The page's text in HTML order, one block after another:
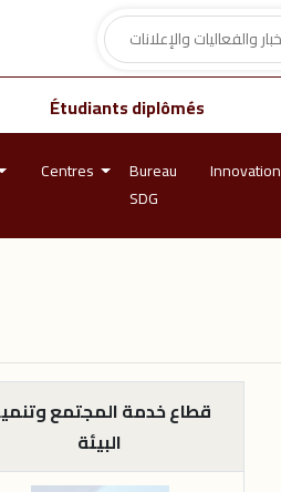
Étudiants diplômés
Centres
Bureau
SDG
Innovation
قطاع خدمة المجتمع
البيئة